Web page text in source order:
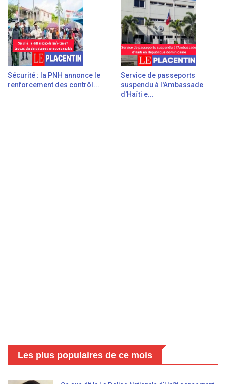
Sécurité : la PNH annonce le
renforcement des contrôl...
Service de passeports
suspendu à l'Ambassade
d'Haïti e...
Les plus populaires de ce mois